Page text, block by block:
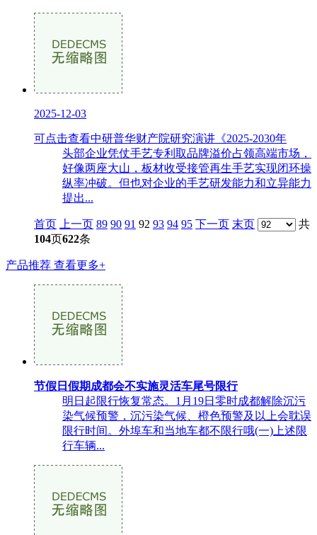
2025-12-03
可点击查看中研普华财产院研究演讲《2025-2030年
头部企业凭仗手艺专利取品牌溢价占领高端市场，
好像两座大山，板材收受接管再生手艺实现闭环操
纵率冲破。但也对企业的手艺研发能力和立异能力
提出...
首页 上一页 89 90 91 92 93 94 95 下一页 末页
共
104页622条
产品推荐 查看更多+
节假日假期成都会不实施灵活车尾号限行
明日起限行恢复常态。1月19日零时成都解除沉污
染气候预警，沉污染气候、橙色预警及以上会耽误
限行时间。外埠车和当地车都不限行哦(一)上述限
行车辆...